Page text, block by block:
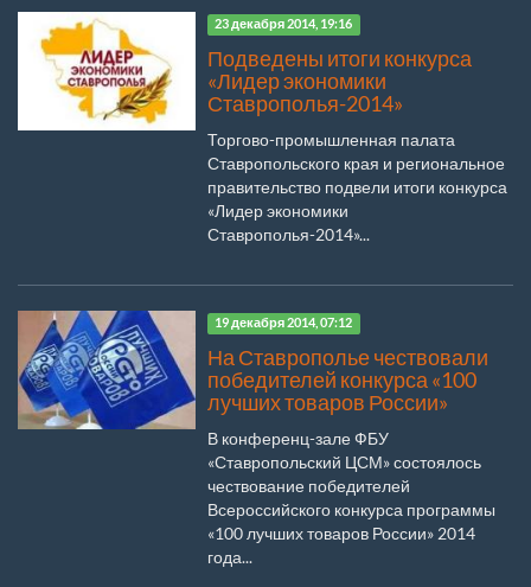
23 декабря 2014, 19:16
Подведены итоги конкурса
«Лидер экономики
Ставрополья-2014»
Торгово-промышленная палата
Ставропольского края и региональное
правительство подвели итоги конкурса
«Лидер экономики
Ставрополья-2014»...
19 декабря 2014, 07:12
На Ставрополье чествовали
победителей конкурса «100
лучших товаров России»
В конференц-зале ФБУ
«Ставропольский ЦСМ» состоялось
чествование победителей
Всероссийского конкурса программы
«100 лучших товаров России» 2014
года...